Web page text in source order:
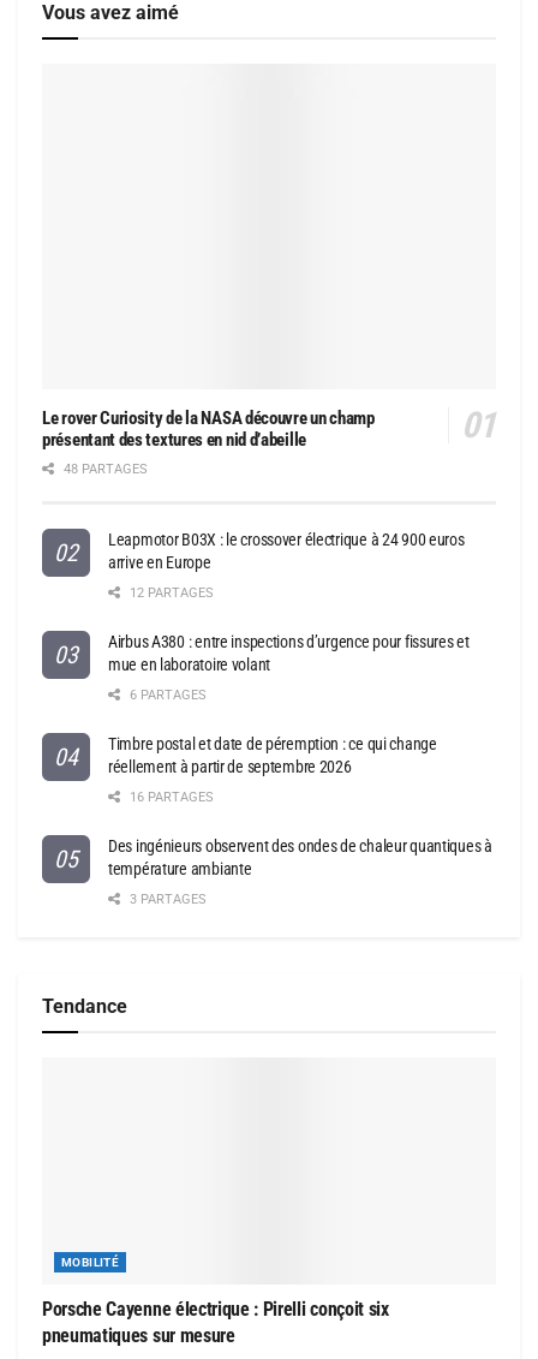
Vous avez aimé
Le rover Curiosity de la NASA découvre un champ
présentant des textures en nid d’abeille
48 PARTAGES
Leapmotor B03X : le crossover électrique à 24 900 euros
arrive en Europe
12 PARTAGES
Airbus A380 : entre inspections d’urgence pour fissures et
mue en laboratoire volant
6 PARTAGES
Timbre postal et date de péremption : ce qui change
réellement à partir de septembre 2026
16 PARTAGES
Des ingénieurs observent des ondes de chaleur quantiques à
température ambiante
3 PARTAGES
Tendance
MOBILITÉ
Porsche Cayenne électrique : Pirelli conçoit six
pneumatiques sur mesure